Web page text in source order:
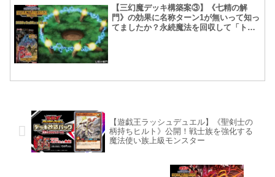
【三幻魔デッキ構築案③】《七精の解
門》の効果に名称ターン1が無いって知っ
てましたか？永続魔法を回収して「トロ
【遊戯王ラッシュデュエル】《聖剣士の
柄持ちヒルト》公開！戦士族を強化する
魔法使い族上級モンスター